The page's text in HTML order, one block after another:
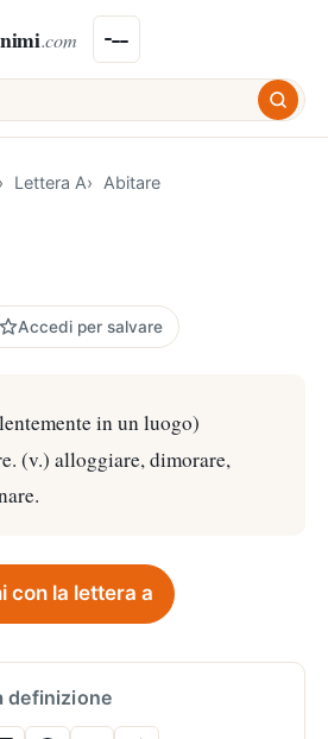
.com
Lettera A Abitare
Accedi per salvare
in un luogo)
(v.) alloggiare, dimorare,
con la lettera a
definizione